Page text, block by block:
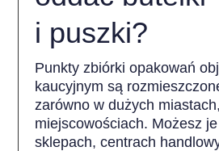
i puszki?
Punkty zbiórki opakowań
kaucyjnym są
zarówno w dużych
miejscowościach. Możesz
sklepach, centrach